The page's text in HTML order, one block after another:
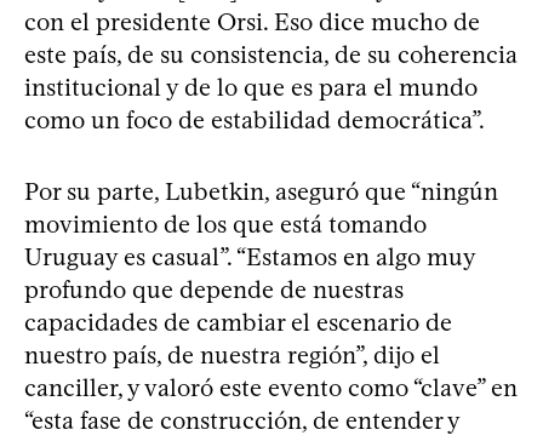
con el presidente Orsi. Eso dice mucho de
este país, de su consistencia, de su coherencia
institucional y de lo que es para el mundo
como un foco de estabilidad democrática”.
Por su parte, Lubetkin, aseguró que “ningún
movimiento de los que está tomando
Uruguay es casual”. “Estamos en algo muy
profundo que depende de nuestras
capacidades de cambiar el escenario de
nuestro país, de nuestra región”, dijo el
canciller, y valoró este evento como “clave” en
“esta fase de construcción, de entender y